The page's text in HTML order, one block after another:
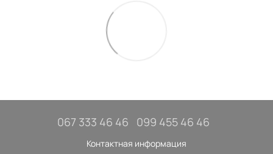
067 333 46 46 099 455 46 46
Контактная информация